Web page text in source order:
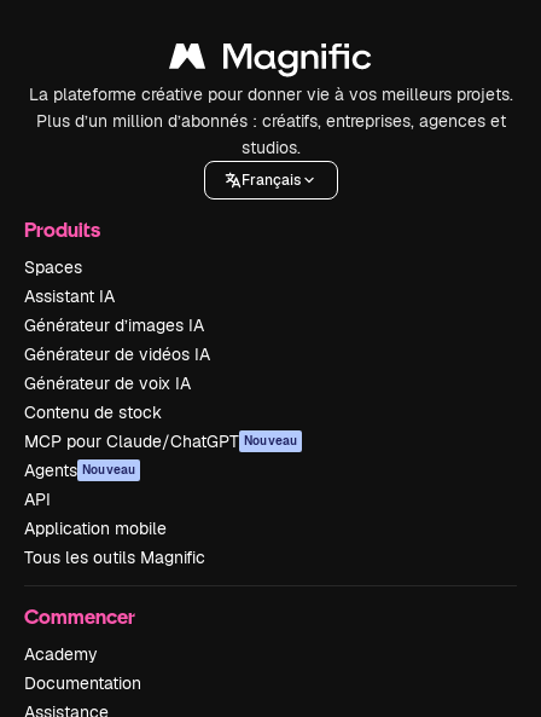
La plateforme créative pour donner vie à vos meilleurs projets.
Plus d’un million d’abonnés : créatifs, entreprises, agences et
studios.
Français
Produits
Spaces
Assistant IA
Générateur d’images IA
Générateur de vidéos IA
Générateur de voix IA
Contenu de stock
MCP pour Claude/ChatGPT Nouveau
Agents Nouveau
API
Application mobile
Tous les outils Magnific
Commencer
Academy
Documentation
Assistance